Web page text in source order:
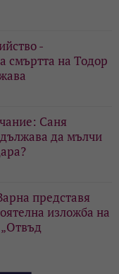
-
смъртта на Тодор
Саня
да мълчи
представя
изложба на